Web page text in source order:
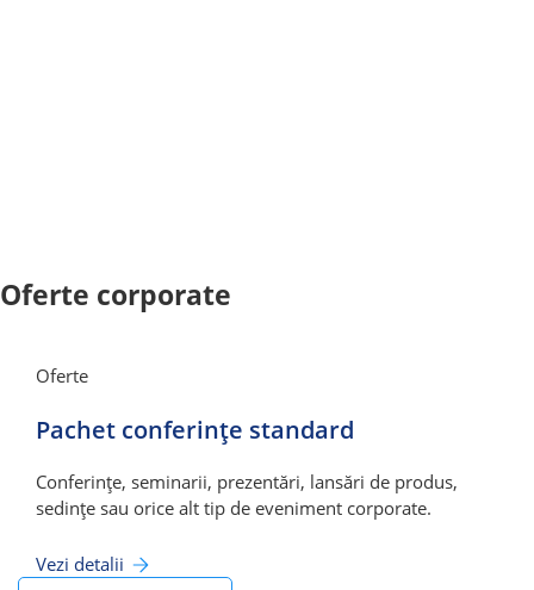
Oferte corporate
Oferte
Pachet conferințe standard
Conferințe, seminarii, prezentări, lansări de produs,
sedințe sau orice alt tip de eveniment corporate.
Vezi detalii